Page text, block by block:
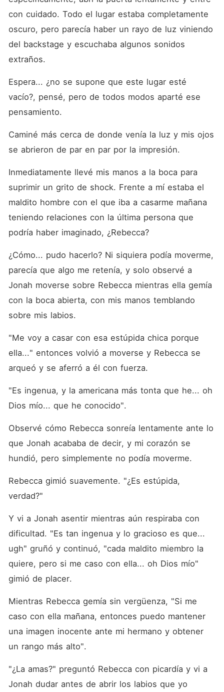
con cuidado. Todo el lugar estaba completamente
oscuro, pero parecía haber un rayo de luz viniendo
del backstage y escuchaba algunos sonidos
extraños.
Espera... ¿no se supone que este lugar esté
vacío?, pensé, pero de todos modos aparté ese
pensamiento.
Caminé más cerca de donde venía la luz y mis ojos
se abrieron de par en par por la impresión.
Inmediatamente llevé mis manos a la boca para
suprimir un grito de shock. Frente a mí estaba el
maldito hombre con el que iba a casarme mañana
teniendo relaciones con la última persona que
podría haber imaginado, ¿Rebecca?
¿Cómo... pudo hacerlo? Ni siquiera podía moverme,
parecía que algo me retenía, y solo observé a
Jonah moverse sobre Rebecca mientras ella gemía
con la boca abierta, con mis manos temblando
sobre mis labios.
"Me voy a casar con esa estúpida chica porque
ella..." entonces volvió a moverse y Rebecca se
arqueó y se aferró a él con fuerza.
"Es ingenua, y la americana más tonta que he... oh
Dios mío... que he conocido".
Observé cómo Rebecca sonreía lentamente ante lo
que Jonah acababa de decir, y mi corazón se
hundió, pero simplemente no podía moverme.
Rebecca gimió suavemente. "¿Es estúpida,
verdad?"
Y vi a Jonah asentir mientras aún respiraba con
dificultad. "Es tan ingenua y lo gracioso es que...
ugh" gruñó y continuó, "cada maldito miembro la
quiere, pero si me caso con ella... oh Dios mío"
gimió de placer.
Mientras Rebecca gemía sin vergüenza, "Si me
caso con ella mañana, entonces puedo mantener
una imagen inocente ante mi hermano y obtener
un rango más alto".
"¿La amas?" preguntó Rebecca con picardía y vi a
Jonah dudar antes de abrir los labios que yo